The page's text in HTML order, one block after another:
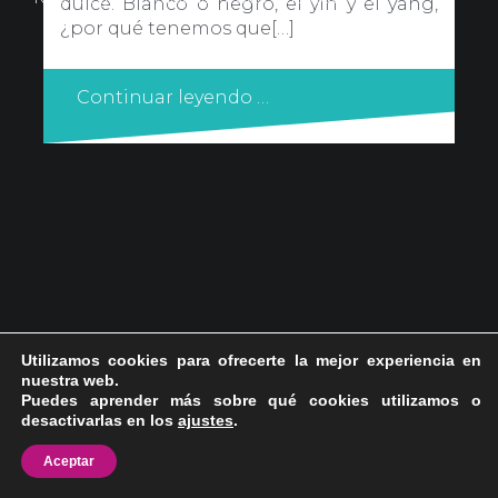
¿por qué tenemos que[…]
Continuar leyendo …
Utilizamos cookies para ofrecerte la mejor experiencia en
nuestra web.
Puedes aprender más sobre qué cookies utilizamos o
desactivarlas en los ajustes.
Aceptar